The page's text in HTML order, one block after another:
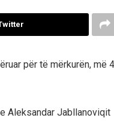
për të mërkurën, më 4
Aleksandar Jabllanoviqit